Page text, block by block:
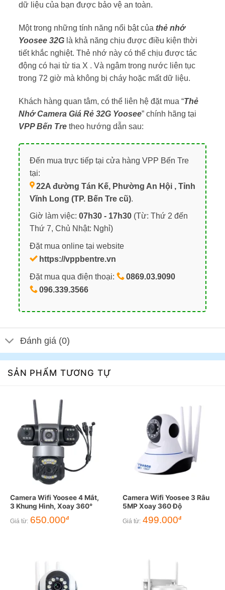
dữ liệu của bạn được bảo vệ an toàn.
Một trong những tính năng nổi bật của thẻ nhớ
Yoosee 32Glà khả năng chịu được điều kiện thời
tiết khắc nghiệt. Thẻ nhớ này có thể chịu được tác
động có hại từ tia X . Và ngâm trong nước liên tục
trong 72 giờ mà không bị cháy hoặc mất dữ liệu.
Khách hàng quan tâm, có thể liên hệ đặt mua “Thẻ
Nhớ Camera Giá Rẻ 32G Yoosee” chính hãng tại
VPP Bến Tretheo hướng dẫn sau:
Đến mua trực tiếp tại cửa hàng VPP Bến Tre
tại:
22A đường Tán Kế, Phường An Hội , Tỉnh
Vĩnh Long (TP. Bến Tre cũ).
Giờ làm việc: 07h30 - 17h30(Từ: Thứ 2 đến
Thứ 7, Chủ Nhật: Nghỉ)
Đặt mua online tại website
https://vppbentre.vn
Đặt mua qua điện thoại:
0869.03.9090
096.339.3566
Đánh giá (0)
SẢN PHẨM TƯƠNG TỰ
Camera Wifi Yoosee 4 Mắt,
3 Khung Hình, Xoay 360°
Giá từ: 650.000đ
Camera Wifi Yoosee 3 Râu
5MP Xoay 360 Độ
Giá từ: 499.000đ